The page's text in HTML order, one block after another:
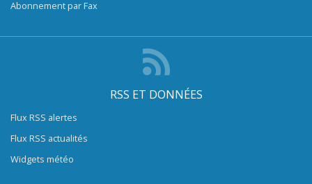
Abonnement par Fax
RSS ET DONNÉES
Flux RSS alertes
Flux RSS actualités
Widgets météo